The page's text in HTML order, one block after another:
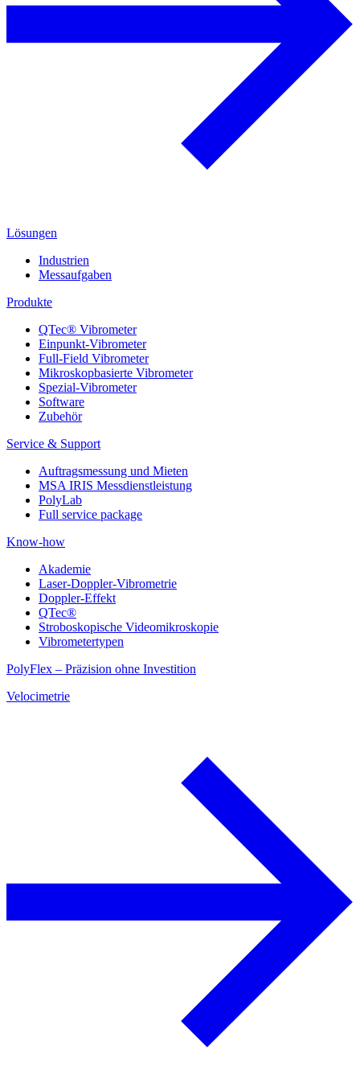
Lösungen
Industrien
Messaufgaben
Produkte
QTec® Vibrometer
Einpunkt-Vibrometer
Full-Field Vibrometer
Mikroskopbasierte Vibrometer
Spezial-Vibrometer
Software
Zubehör
Service & Support
Auftragsmessung und Mieten
MSA IRIS Messdienstleistung
PolyLab
Full service package
Know-how
Akademie
Laser-Doppler-Vibrometrie
Doppler-Effekt
QTec®
Stroboskopische Videomikroskopie
Vibrometertypen
PolyFlex – Präzision ohne Investition
Velocimetrie